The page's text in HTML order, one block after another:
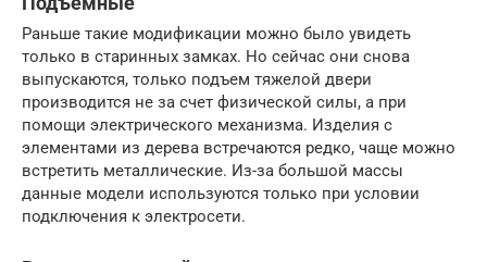
Раньше такие модификации можно было увидеть
только в старинных замках. Но сейчас они снова
выпускаются, только подъем тяжелой двери
производится не за счет физической силы, а при
помощи электрического механизма. Изделия с
элементами из дерева встречаются редко, чаще можно
встретить металлические. Из-за большой массы
данные модели используются только при условии
подключения к электросети.